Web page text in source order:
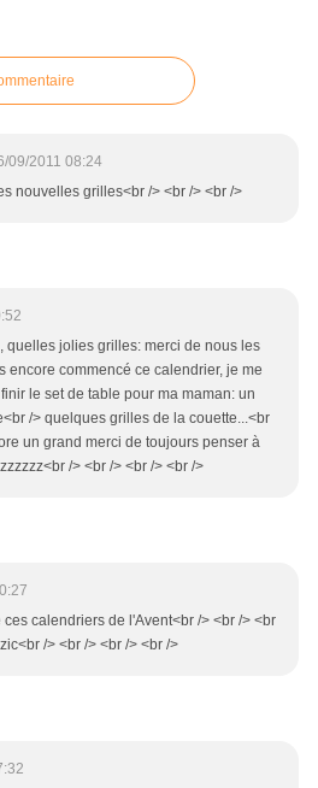
09/2011 08:24
nouvelles grilles<br /> <br /> <br />
quelles jolies grilles: merci de nous les
encore commencé ce calendrier, je me
le set de table pour ma maman: un
/> quelques grilles de la couette...<br
un grand merci de toujours penser à
/> <br /> <br /> <br />
ces calendriers de l'Avent<br /> <br /> <br
/> <br /> <br /> <br />